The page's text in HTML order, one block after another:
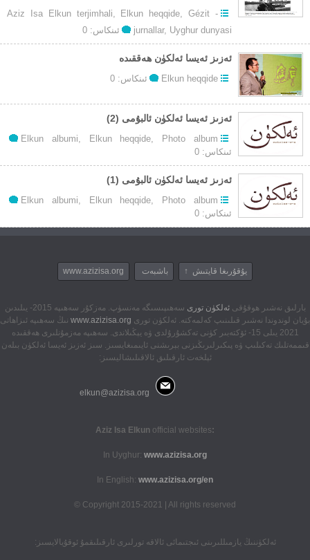
Aziz Isa Elkun terjimhali, Elkun heqqide,Gézit -
jurnallar, Uyghur dunyasi ئىنكاس: 0
ئەزىز ئەيسا ئەلكۈن ھەققىدە
Elkun heqqide ئىنكاس: 0
ئەزىز ئەيسا ئەلكۈن ئالبۇمى (2)
Elkun albumi Elkun heqqide
Photo album
ئىنكاس: 0
ئەزىز ئەيسا ئەلكۈن ئالبۇمى (1)
Elkun albumi Elkun heqqide
Photo album
ئىنكاس: 0
يۇقۇرىغا قايتىش ↑ باشبەت www.azizisa.org
بارلىق نەشىر ھوقۇقىئەلكۈن تورى
سەھىپىسىگە مەنسۈپ. مەزكۇر سەھىپە 2015- يىلىدىن
بۇيان لوندوندا نەشىر قىلىنىپ كەلمەكتە. ئەلكۈن تورى www.azizisa.org نىڭ سەھىپە ئىزاھاتى
2021 يىلى 15- ئۆكتەبىر كۈنى تەكشۇرۇلدى ۋە يېڭىلاندى. سەھىپە مەزمۇنلىرى ھەققىدە
قىممەتلىك تەكىلىپ ۋە پىكىرلىرىڭىزنى بېرىشنى ئايىمىغايسىز. سىز ئەزىز ئەيسا ئەلكۈن بىلەن
ئېلخەت ئارقىلىق ئالاقىلىشاليسىز:
:Aziz Isa Elkun
official websites
In Uyghur: www.azizisa.org
In English: www.azizisa.org/en
Copyright 2015-2021 | All rights reserved ©
ئەلكۈننىڭ يازمىللىرىنى ئىجتىمائى ئالاقە تورلىرى ئارقىلىقمۇ ئوقۇيالايسىز: